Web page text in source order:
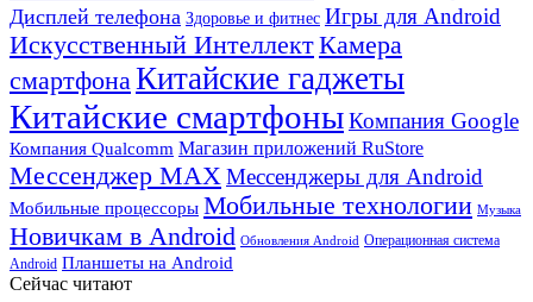
Дисплей телефона Здоровье и фитнес Игры для Android
Искусственный ИнтеллектКамера
смартфонаКитайские гаджеты
Китайские смартфоныКомпания Google
Компания Qualcomm Магазин приложений RuStore
Мессенджер MAXМессенджеры для Android
Мобильные процессоры Мобильные технологии Музыка
Новичкам в Android Обновления Android Операционная система
Android Планшеты на Android
Сейчас читают